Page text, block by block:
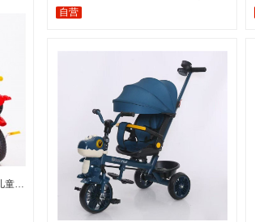
新款卡通儿童伞篷推把三轮车儿童三轮车带蓬1-3-6岁卡通三轮车
自营